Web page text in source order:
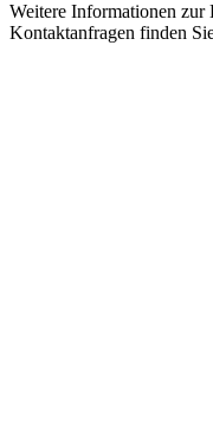
Weitere Informationen zur
Kontaktanfragen finden